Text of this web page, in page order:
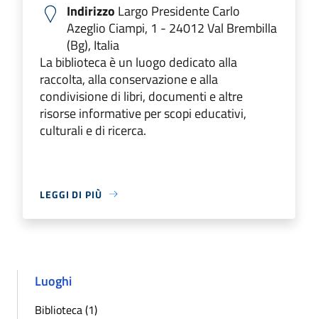
Indirizzo Largo Presidente Carlo
Azeglio Ciampi, 1 - 24012 Val Brembilla
(Bg), Italia
La biblioteca è un luogo dedicato alla
raccolta, alla conservazione e alla
condivisione di libri, documenti e altre
risorse informative per scopi educativi,
culturali e di ricerca.
LEGGI DI PIÙ
Luoghi
Biblioteca (1)